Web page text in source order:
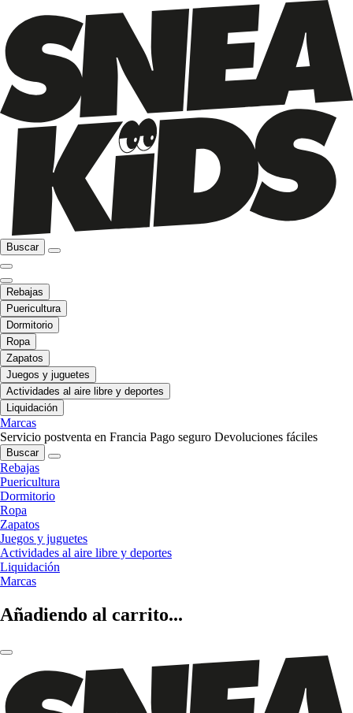
Buscar
Rebajas
Puericultura
Dormitorio
Ropa
Zapatos
Juegos y juguetes
Actividades al aire libre y deportes
Liquidación
Marcas
Servicio postventa en Francia Pago seguro Devoluciones fáciles
Buscar
Rebajas
Puericultura
Dormitorio
Ropa
Zapatos
Juegos y juguetes
Actividades al aire libre y deportes
Liquidación
Marcas
Añadiendo al carrito...